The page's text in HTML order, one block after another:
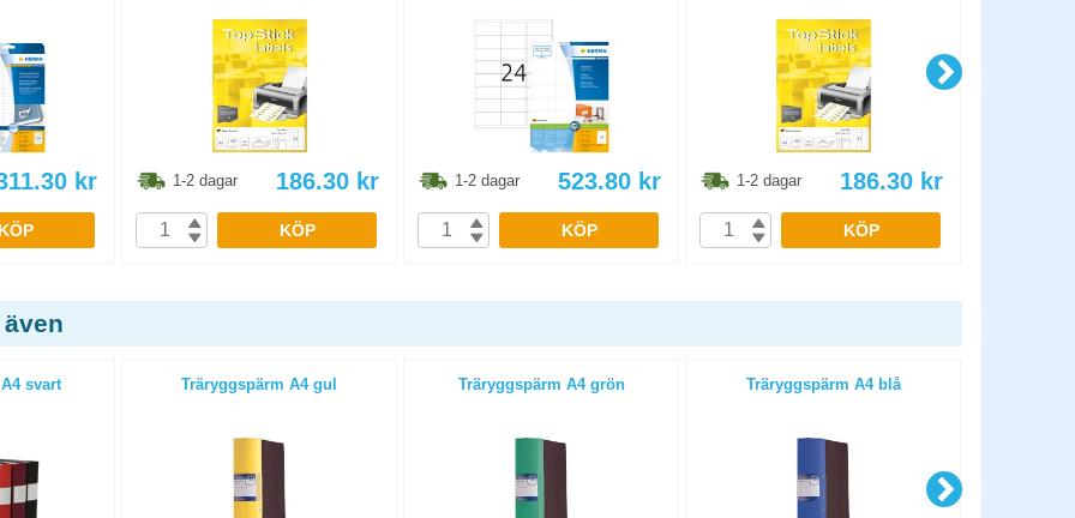
kr
KÖP
1-2 dagar 186.30 kr
KÖP
1-2 dagar 523.80 kr
KÖP
1-2 dagar 186.30 kr
KÖP
svart Träryggspärm A4 gul Träryggspärm A4 grön Träryggspärm A4 blå